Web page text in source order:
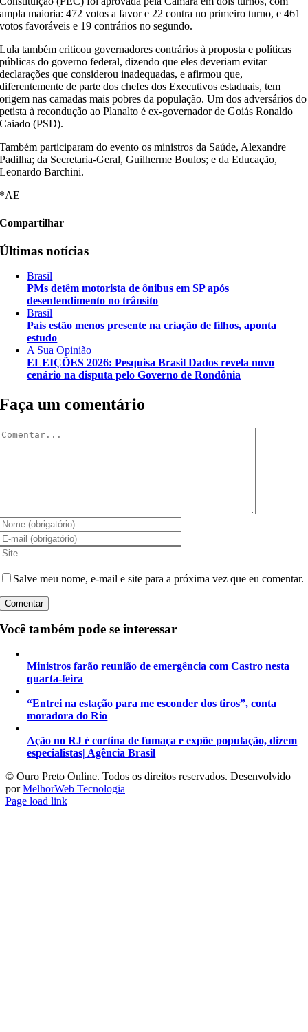
ampla maioria: 472 votos a favor e 22 contra no primeiro turno, e 461
votos favoráveis e 19 contrários no segundo.
Lula também criticou governadores contrários à proposta e políticas
públicas do governo federal, dizendo que eles deveriam evitar
declarações que considerou inadequadas, e afirmou que,
diferentemente de parte dos chefes dos Executivos estaduais, tem
origem nas camadas mais pobres da população. Um dos adversários do
petista à recondução ao Planalto é ex-governador de Goiás Ronaldo
Caiado (PSD).
Também participaram do evento os ministros da Saúde, Alexandre
Padilha; da Secretaria-Geral, Guilherme Boulos; e da Educação,
Leonardo Barchini.
*AE
Compartilhar
Últimas notícias
Brasil
PMs detêm motorista de ônibus em SP após
desentendimento no trânsito
Brasil
Pais estão menos presente na criação de filhos, aponta
estudo
A Sua Opinião
ELEIÇÕES 2026: Pesquisa Brasil Dados revela novo
cenário na disputa pelo Governo de Rondônia
Faça um comentário
Salve meu nome, e-mail e site para a próxima vez que eu comentar.
Você também pode se interessar
Ministros farão reunião de emergência com Castro nesta
quarta-feira
“Entrei na estação para me esconder dos tiros”, conta
moradora do Rio
Ação no RJ é cortina de fumaça e expõe população, dizem
especialistas| Agência Brasil
©️ Ouro Preto Online. Todos os direitos reservados. Desenvolvido
porMelhorWeb Tecnologia
Page load link